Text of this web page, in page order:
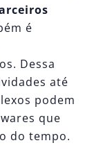
é
Dessa
até
podem
que
do tempo.